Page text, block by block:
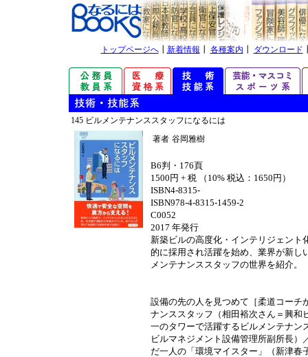
トップページへ┃ 新着情報 各種案内 ダウンロード
145 ビルメンテナンススタッフになるには
著者 谷岡雅樹
B6判・176頁
1500円 + 税 （10% 税込：1650円）
ISBN4-8315-
ISBN978-4-8315-1459-2
C0052
2017 年発行
新築ビルの高度化・インテリジェント
的に採用され活躍を始め、業界が新し
メンテナンススタッフの世界を紹介。
設備の先の人を見つめて［柔道コーチ
ナンススタッフ（相田裕次さん＝興和
一のタワーで活躍するビルメンテナン
ビルマネジメント設備管理所副所長
だ一人の「環境マイスター」（新津春